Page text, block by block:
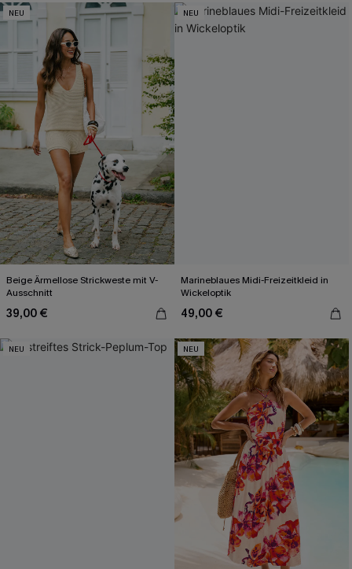
NEU
Beige Ärmellose Strickweste mit V-
Ausschnitt
39,00 €
NEU
Marineblaues Midi-Freizeitkleid in
Wickeloptik
49,00 €
NEU NEU